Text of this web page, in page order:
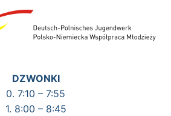
DZWONKI
0. 7:10 – 7:55
1. 8:00 – 8:45